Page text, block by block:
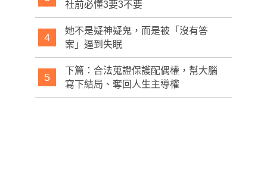
社前必懂3要3不要
4
她不是疑神疑鬼，而是被「沒有答
案」逼到失眠
5
下篇：合法蒐證保護配偶權，幫大腦
寫下結局、奪回人生主導權